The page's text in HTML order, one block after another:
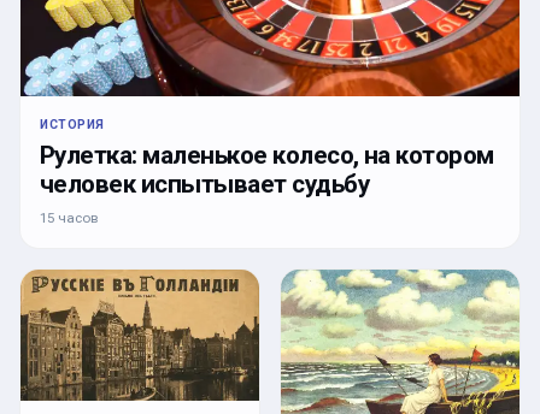
ИСТОРИЯ
Рулетка: маленькое колесо, на котором
человек испытывает судьбу
15 часов